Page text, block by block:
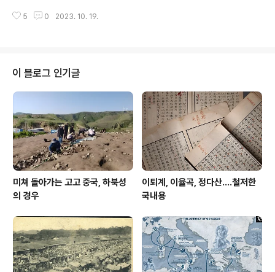
을 볼 수 있으니 그 힘이 바로 민족을 죽음 속에서도 건져낼
일 노량에서 순직, 54년 동안의 일생을 통해 오직 정의에
살고 정의에 죽은 이다. 특히 1592년으로부터 7년 동안
싸운 저 유명한 임진란 때 왜적의 침략으로 종사는 위태롭
고 민생은 도탄에 빠졌을 적에 쓰러지는 국가 민족의 운명
을 한 손으로 바로잡아 일으켰으니 창생의 생명을 살리고
역사의 명맥을 ..
5 0 2023. 10. 19.
이 블로그 인기글
미쳐 돌아가는 고고 중국, 하북성
의 경우
이퇴계, 이율곡, 정다산....철저한
국내용